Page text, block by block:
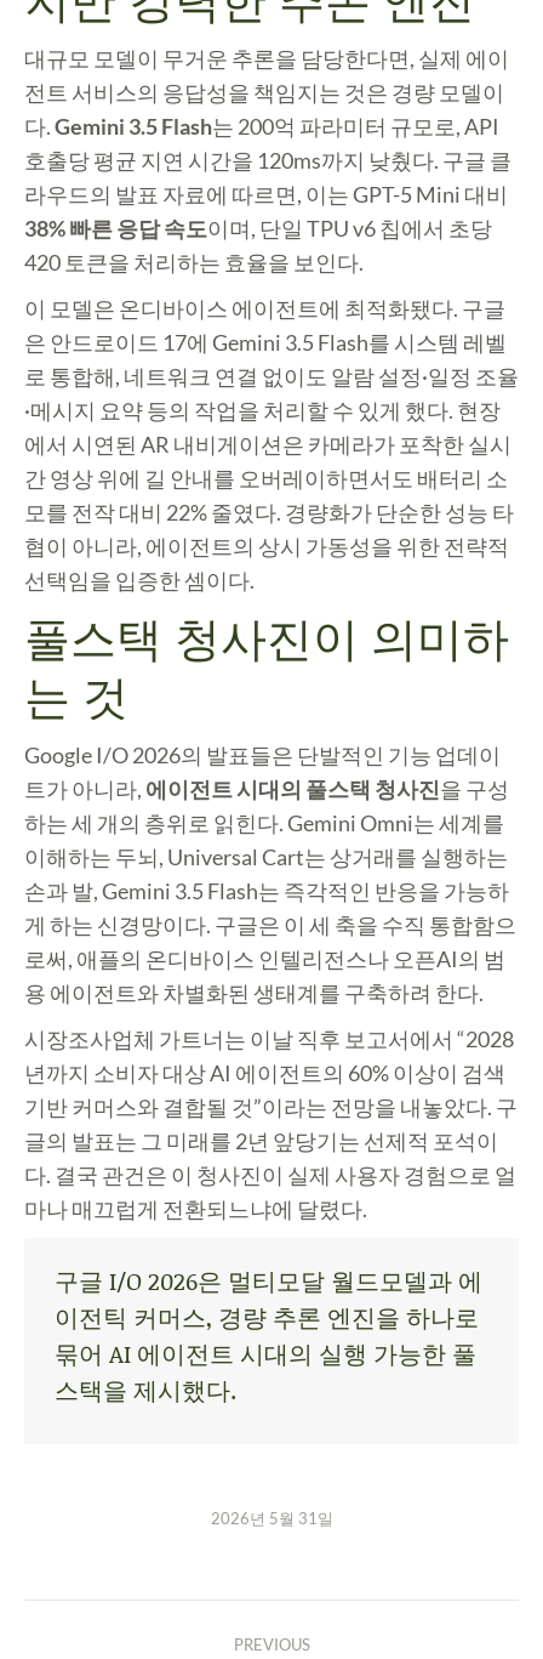
대규모 모델이 무거운 추론을 담당한다면, 실제 에이
전트 서비스의 응답성을 책임지는 것은 경량 모델이
다.Gemini 3.5 Flash는 200억 파라미터 규모로, API
호출당 평균 지연 시간을 120ms까지 낮췄다. 구글 클
라우드의 발표 자료에 따르면, 이는 GPT-5 Mini 대비
38% 빠른 응답 속도이며, 단일 TPU v6 칩에서 초당
420 토큰을 처리하는 효율을 보인다.
이 모델은 온디바이스 에이전트에 최적화됐다. 구글
은 안드로이드 17에 Gemini 3.5 Flash를 시스템 레벨
로 통합해, 네트워크 연결 없이도 알람 설정·일정 조율
·메시지 요약 등의 작업을 처리할 수 있게 했다. 현장
에서 시연된 AR 내비게이션은 카메라가 포착한 실시
간 영상 위에 길 안내를 오버레이하면서도 배터리 소
모를 전작 대비 22% 줄였다. 경량화가 단순한 성능 타
협이 아니라, 에이전트의 상시 가동성을 위한 전략적
선택임을 입증한 셈이다.
풀스택 청사진이 의미하
는 것
Google I/O 2026의 발표들은 단발적인 기능 업데이
트가 아니라, 에이전트 시대의 풀스택 청사진을 구성
하는 세 개의 층위로 읽힌다. Gemini Omni는 세계를
이해하는 두뇌, Universal Cart는 상거래를 실행하는
손과 발, Gemini 3.5 Flash는 즉각적인 반응을 가능하
게 하는 신경망이다. 구글은 이 세 축을 수직 통합함으
로써, 애플의 온디바이스 인텔리전스나 오픈AI의 범
용 에이전트와 차별화된 생태계를 구축하려 한다.
시장조사업체 가트너는 이날 직후 보고서에서 “2028
년까지 소비자 대상 AI 에이전트의 60% 이상이 검색
기반 커머스와 결합될 것”이라는 전망을 내놓았다. 구
글의 발표는 그 미래를 2년 앞당기는 선제적 포석이
다. 결국 관건은 이 청사진이 실제 사용자 경험으로 얼
마나 매끄럽게 전환되느냐에 달렸다.
구글 I/O 2026은 멀티모달 월드모델과 에
이전틱 커머스, 경량 추론 엔진을 하나로
묶어 AI 에이전트 시대의 실행 가능한 풀
스택을 제시했다.
2026년 5월 31일
PREVIOUS